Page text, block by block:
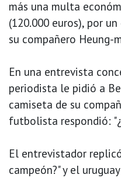
más una multa
(120.000 euros), por
su compañero Heung-
En una entrevista
periodista le pidió a
camiseta de su
futbolista respondió:
El entrevistador
campeón?" y el